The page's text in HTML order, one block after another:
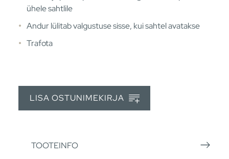
ühele sahtlile
Andur lülitab valgustuse sisse, kui sahtel avatakse
Trafota
LISA OSTUNIMEKIRJA
TOOTEINFO